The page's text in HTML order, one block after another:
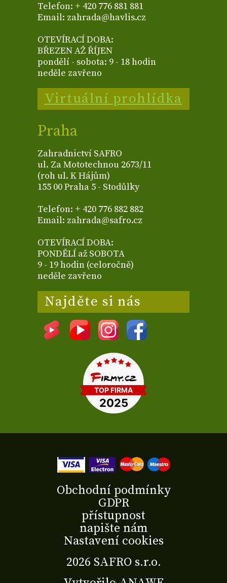
Telefon: + 420 776 881 881
Email: zahrada@havlis.cz
OTEVÍRACÍ DOBA:
BŘEZEN AŽ ŘÍJEN
pondělí - sobota: 9 - 18 hodin
neděle zavřeno
Virtuální prohlídka
Praha
Zahradnictví SAFRO
ul. Za Mototechnou 2673/11
(roh ul. K Hájům)
155 00 Praha 5 - Stodůlky
Telefon: + 420 776 882 882
Email: zahrada@safro.cz
OTEVÍRACÍ DOBA:
PONDĚLÍ až SOBOTA
9 - 19 hodin (celoročně)
neděle zavřeno
Najděte si nás
2026 SAFRO s.r.o.
Obchodní podmínky
GDPR
přístupnost
napište nám
Nastavení cookies